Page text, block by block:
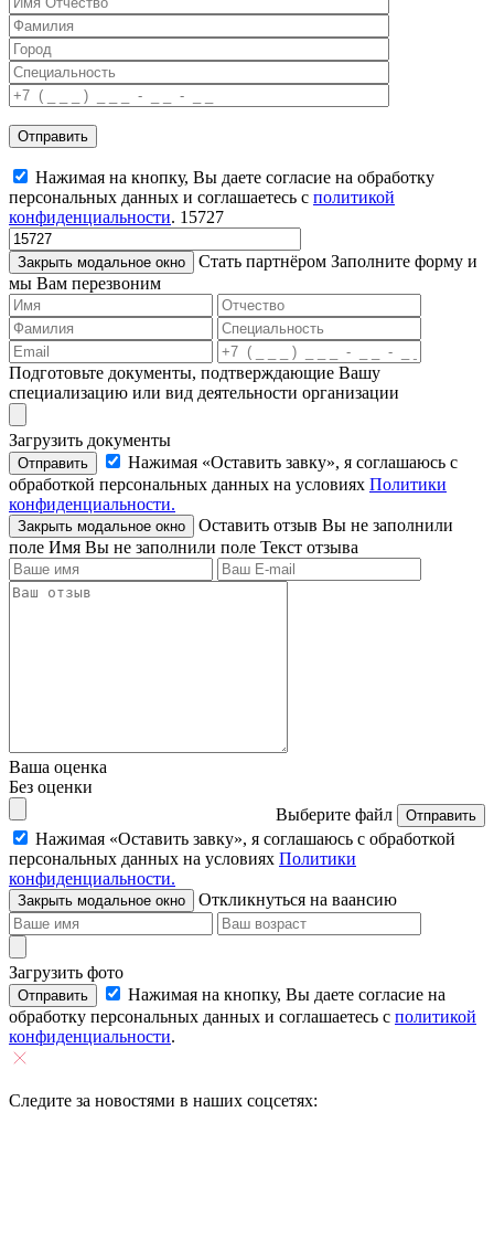
Отправить
Нажимая на кнопку, Вы даете согласие на обработку
персональных данных и соглашаетесь c политикой
конфиденциальности. 15727
Закрыть модальное окно Стать партнёром Заполните форму и
мы Вам перезвоним
Подготовьте документы, подтверждающие Вашу
специализацию или вид деятельности организации
Загрузить документы
Отправить
Нажимая «Оставить завку», я соглашаюсь c
обработкой персональных данных на условиях Политики
конфиденциальности.
Закрыть модальное окно Оставить отзыв Вы не заполнили
поле Имя Вы не заполнили поле Текст отзыва
Ваша оценка
Без оценки
Выберите файл
Отправить
Нажимая «Оставить завку», я соглашаюсь c обработкой
персональных данных на условиях Политики
конфиденциальности.
Закрыть модальное окно Откликнуться на ваансию
Загрузить фото
Отправить
Нажимая на кнопку, Вы даете согласие на
обработку персональных данных и соглашаетесь c политикой
конфиденциальности.
Следите за новостями в наших соцсетях: